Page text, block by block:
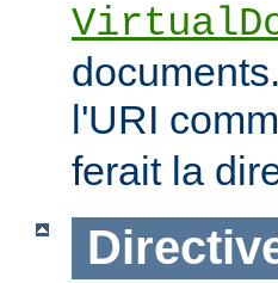
l'URI
ferait la